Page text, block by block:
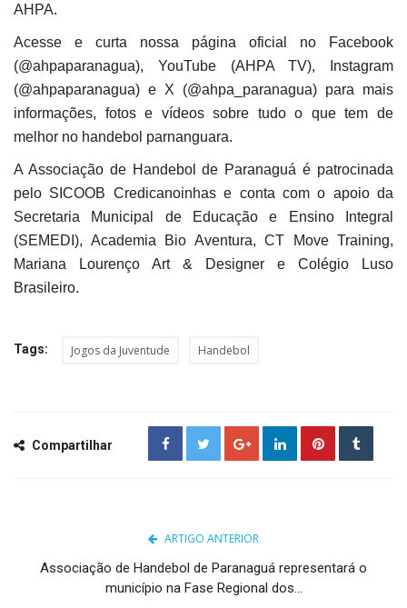
AHPA.
Acesse e curta nossa página oficial no Facebook
(@ahpaparanagua), YouTube (AHPA TV), Instagram
(@ahpaparanagua) e X (@ahpa_paranagua) para mais
informações, fotos e vídeos sobre tudo o que tem de
melhor no handebol parnanguara.
A Associação de Handebol de Paranaguá é patrocinada
pelo SICOOB Credicanoinhas e conta com o apoio da
Secretaria Municipal de Educação e Ensino Integral
(SEMEDI), Academia Bio Aventura, CT Move Training,
Mariana Lourenço Art & Designer e Colégio Luso
Brasileiro.
Tags: Jogos da Juventude Handebol
Compartilhar
ARTIGO ANTERIOR
Associação de Handebol de Paranaguá representará o
município na Fase Regional dos...